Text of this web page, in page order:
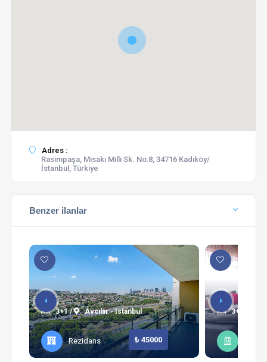
Adres :
Rasimpaşa, Misakı Milli Sk. No:8, 34716 Kadıköy/
İstanbul, Türkiye
Benzer ilanlar
3+1 / Avcılar - Istanbul
Rezidans ₺ 45000
3+1 /